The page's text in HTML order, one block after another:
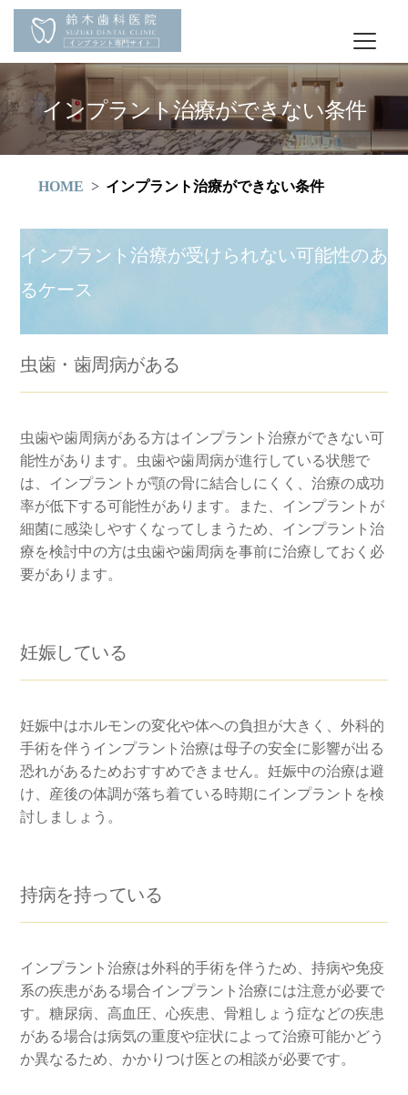
インプラント治療ができない条件
HOME インプラント治療ができない条件
インプラント治療が受けられない可能性のあ
るケース
虫歯・歯周病がある
虫歯や歯周病がある方はインプラント治療ができない可
能性があります。虫歯や歯周病が進行している状態で
は、インプラントが顎の骨に結合しにくく、治療の成功
率が低下する可能性があります。また、インプラントが
細菌に感染しやすくなってしまうため、インプラント治
療を検討中の方は虫歯や歯周病を事前に治療しておく必
要があります。
妊娠している
妊娠中はホルモンの変化や体への負担が大きく、外科的
手術を伴うインプラント治療は母子の安全に影響が出る
恐れがあるためおすすめできません。妊娠中の治療は避
け、産後の体調が落ち着ている時期にインプラントを検
討しましょう。
持病を持っている
インプラント治療は外科的手術を伴うため、持病や免疫
系の疾患がある場合インプラント治療には注意が必要で
す。糖尿病、高血圧、心疾患、骨粗しょう症などの疾患
がある場合は病気の重度や症状によって治療可能かどう
か異なるため、かかりつけ医との相談が必要です。